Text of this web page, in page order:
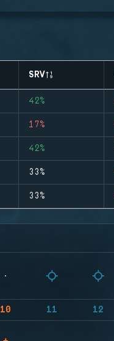
SRV
42%
17%
42%
33%
33%
10 11 12